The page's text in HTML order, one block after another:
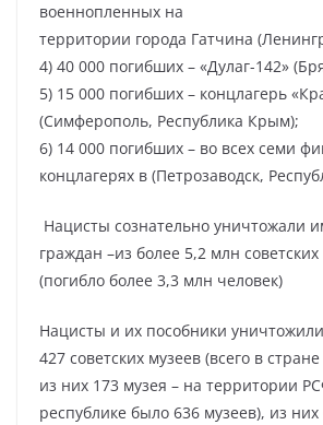
военнопленных на
территории города Гатчина
4) 40 000 погибших – «Дулаг-142»
5) 15 000 погибших – концлагерь
(Симферополь, Республика Крым);
6) 14 000 погибших – во всех семи
концлагерях в (Петрозаводск,
Нацисты сознательно уничтожали
граждан –из более 5,2 млн
(погибло более 3,3 млн человек)
Нацисты и их пособники
427 советских музеев (всего в
из них 173 музея – на территории
республике было 636 музеев), из